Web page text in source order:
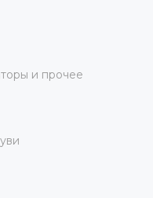
и прочее